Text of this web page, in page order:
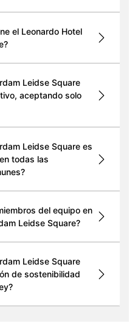
el Leonardo Hotel
Leidse Square
aceptando solo
Leidse Square es
todas las
del equipo en
Leidse Square?
Leidse Square
de sostenibilidad